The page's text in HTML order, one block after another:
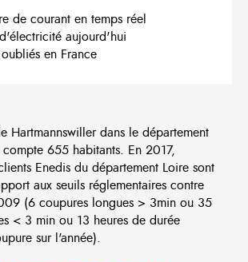
de courant en temps réel
aujourd'hui
en France
Hartmannswiller dans le département
655 habitants. En 2017,
Enedis du département Loire sont
aux seuils réglementaires contre
(6 coupures longues > 3min ou 35
< 3 min ou 13 heures de durée
sur l'année).